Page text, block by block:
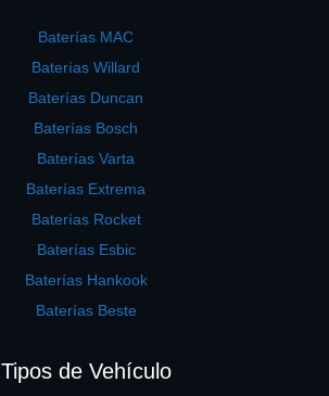
Baterías MAC
Baterías Willard
Baterías Duncan
Baterías Bosch
Baterías Varta
Baterías Extrema
Baterías Rocket
Baterías Esbic
Baterías Hankook
Baterías Beste
Tipos de Vehículo